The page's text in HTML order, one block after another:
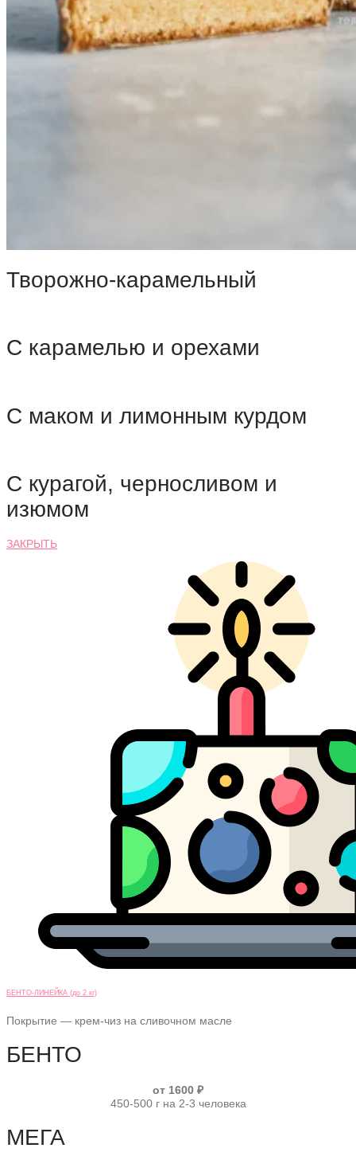
Творожно-карамельный
С карамелью и орехами
С маком и лимонным курдом
С курагой, черносливом и
изюмом
ЗАКРЫТЬ
БЕНТО-ЛИНЕЙКА (до 2 кг)
Покрытие — крем-чиз на сливочном масле
БЕНТО
от 1600 ₽
450-500 г на 2-3 человека
МЕГА